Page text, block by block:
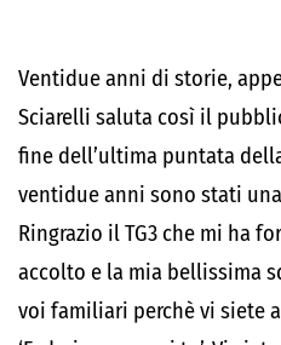
Ventidue anni di storie,
Sciarelli saluta così il
fine dell’ultima puntata
ventidue anni sono stati
Ringrazio il TG3 che mi ha
accolto e la mia bellissima
voi familiari perchè vi siete